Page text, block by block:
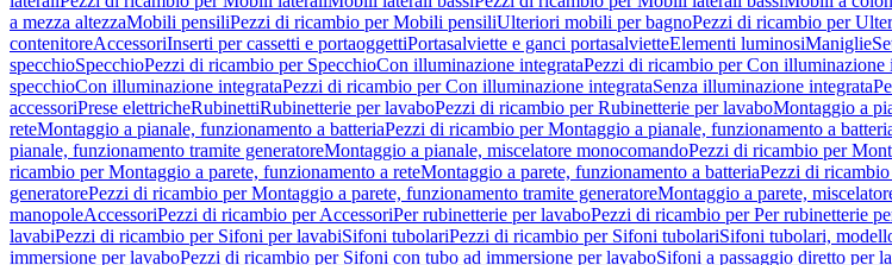
a mezza altezzaMobili pensiliPezzi di ricambio per Mobili pensiliUlteriori mobili per bagnoPezzi di ricambio per
contenitoreAccessoriInserti per cassetti e portaoggettiPortasalviette e ganci portasalvietteElementi luminosiManiglie
specchioSpecchioPezzi di ricambio per SpecchioCon illuminazione integrataPezzi di ricambio per Con illuminazione
specchioCon illuminazione integrataPezzi di ricambio per Con illuminazione integrataSenza illuminazione integrata
accessoriPrese elettricheRubinettiRubinetterie per lavaboPezzi di ricambio per Rubinetterie per lavaboMontaggio a
reteMontaggio a pianale, funzionamento a batteriaPezzi di ricambio per Montaggio a pianale, funzionamento a
pianale, funzionamento tramite generatoreMontaggio a pianale, miscelatore monocomandoPezzi di ricambio per
ricambio per Montaggio a parete, funzionamento a reteMontaggio a parete, funzionamento a batteriaPezzi di
generatorePezzi di ricambio per Montaggio a parete, funzionamento tramite generatoreMontaggio a parete,
manopoleAccessoriPezzi di ricambio per AccessoriPer rubinetterie per lavaboPezzi di ricambio per Per rubinetterie
lavabiPezzi di ricambio per Sifoni per lavabiSifoni tubolariPezzi di ricambio per Sifoni tubolariSifoni tubolari,
immersione per lavaboPezzi di ricambio per Sifoni con tubo ad immersione per lavaboSifoni a passaggio diretto per